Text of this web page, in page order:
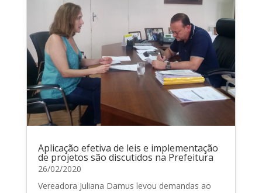
Aplicação efetiva de leis e implementação
de projetos são discutidos na Prefeitura
26/02/2020
Vereadora Juliana Damus levou demandas ao